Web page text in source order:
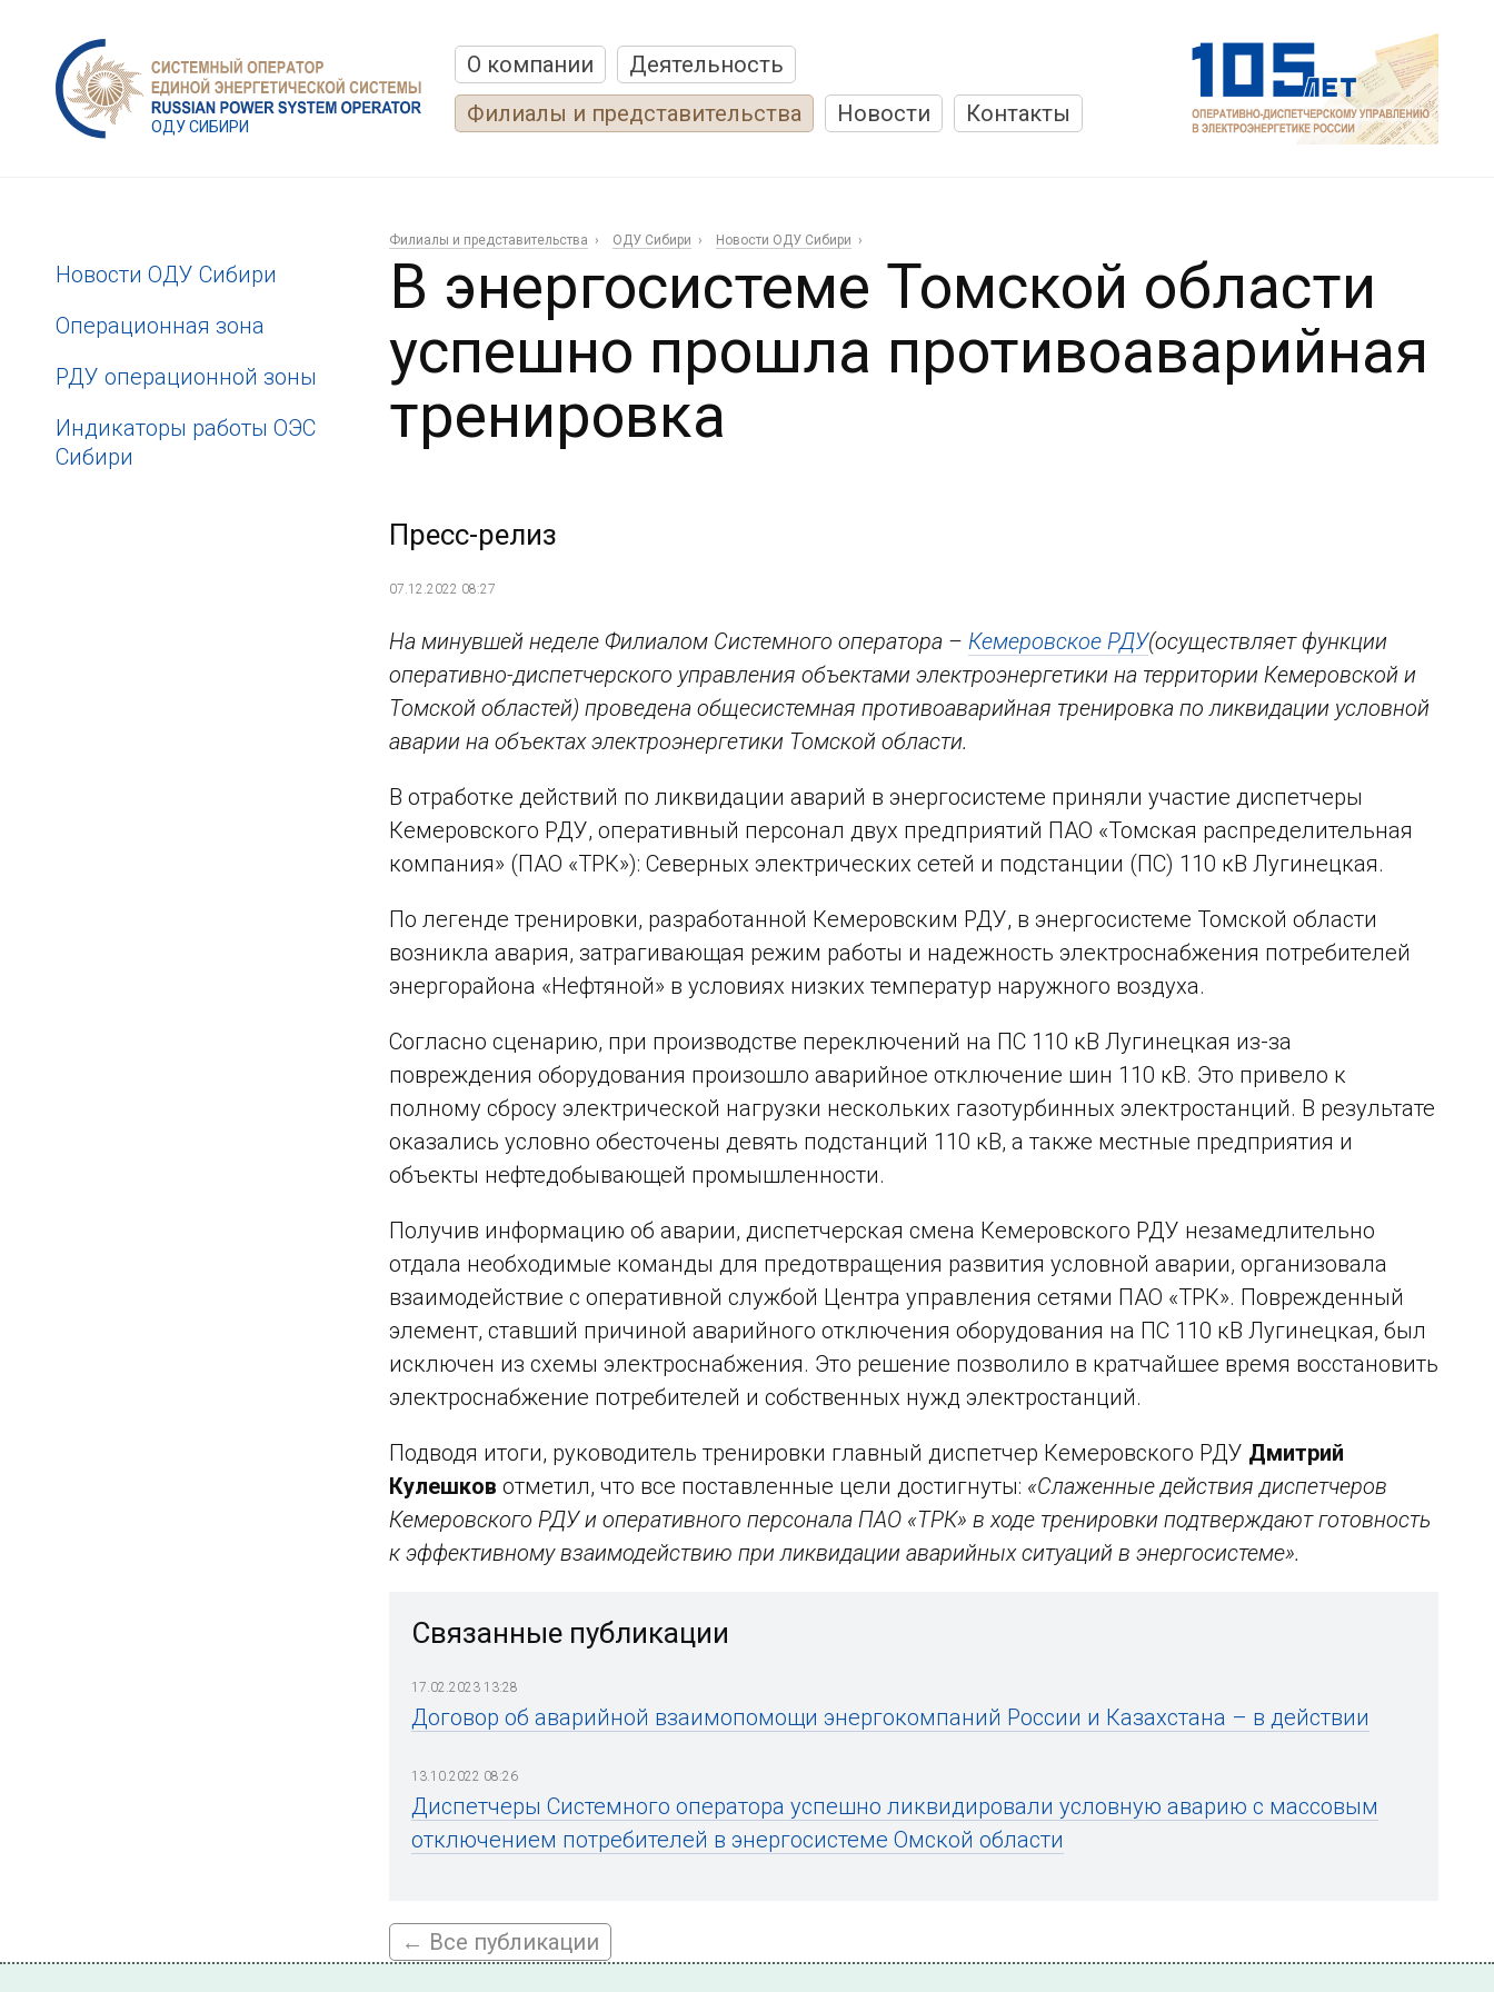
ОДУ СИБИРИ
О компании
Деятельность
Филиалы и представительства
Новости Контакты
Новости ОДУ Сибири
Операционная зона
РДУ операционной зоны
Индикаторы работы ОЭС
Сибири
Филиалы и представительства ОДУ Сибири Новости ОДУ Сибири
В энергосистеме Томской области
успешно прошла противоаварийная
тренировка
Пресс-релиз
07.12.2022 08:27
На минувшей неделе Филиалом Системного оператора – Кемеровское РДУ(осуществляет функции
оперативно-диспетчерского управления объектами электроэнергетики на территории Кемеровской и
Томской областей) проведена общесистемная противоаварийная тренировка по ликвидации условной
аварии на объектах электроэнергетики Томской области.
В отработке действий по ликвидации аварий в энергосистеме приняли участие диспетчеры
Кемеровского РДУ, оперативный персонал двух предприятий ПАО «Томская распределительная
компания» (ПАО «ТРК»): Северных электрических сетей и подстанции (ПС) 110 кВ Лугинецкая.
По легенде тренировки, разработанной Кемеровским РДУ, в энергосистеме Томской области
возникла авария, затрагивающая режим работы и надежность электроснабжения потребителей
энергорайона «Нефтяной» в условиях низких температур наружного воздуха.
Согласно сценарию, при производстве переключений на ПС 110 кВ Лугинецкая из-за
повреждения оборудования произошло аварийное отключение шин 110 кВ. Это привело к
полному сбросу электрической нагрузки нескольких газотурбинных электростанций. В результате
оказались условно обесточены девять подстанций 110 кВ, а также местные предприятия и
объекты нефтедобывающей промышленности.
Получив информацию об аварии, диспетчерская смена Кемеровского РДУ незамедлительно
отдала необходимые команды для предотвращения развития условной аварии, организовала
взаимодействие с оперативной службой Центра управления сетями ПАО «ТРК». Поврежденный
элемент, ставший причиной аварийного отключения оборудования на ПС 110 кВ Лугинецкая, был
исключен из схемы электроснабжения. Это решение позволило в кратчайшее время восстановить
электроснабжение потребителей и собственных нужд электростанций.
Подводя итоги, руководитель тренировки главный диспетчер Кемеровского РДУ Дмитрий
Кулешков отметил, что все поставленные цели достигнуты: «Слаженные действия диспетчеров
Кемеровского РДУ и оперативного персонала ПАО «ТРК» в ходе тренировки подтверждают готовность
к эффективному взаимодействию при ликвидации аварийных ситуаций в энергосистеме».
Связанные публикации
17.02.2023 13:28
Договор об аварийной взаимопомощи энергокомпаний России и Казахстана – в действии
13.10.2022 08:26
Диспетчеры Системного оператора успешно ликвидировали условную аварию с массовым
отключением потребителей в энергосистеме Омской области
← Все публикации